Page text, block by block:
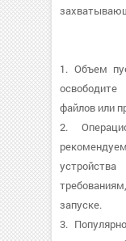
1. Объем
файлов или
2.
запуске.
3.